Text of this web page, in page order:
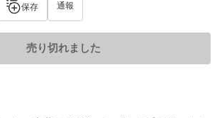
保存 通報
売り切れました